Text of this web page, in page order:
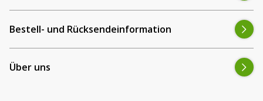
Bestell- und Rücksendeinformation
Über uns